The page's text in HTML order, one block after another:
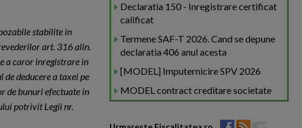
stabilite in
art. 316 alin.
a caror inregistrare in
deducere a taxei pe
de bunuri efectuate in
potrivit Legii nr.
Declaratia 150 - Inregistrare certificat
calificat
Termene SAF-T 2026. Cand se depune
declaratia 406 anul acesta
[MODEL] Imputernicire SPV 2026
MODEL contract creditare societate